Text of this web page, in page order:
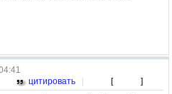
цитировать
| [
]